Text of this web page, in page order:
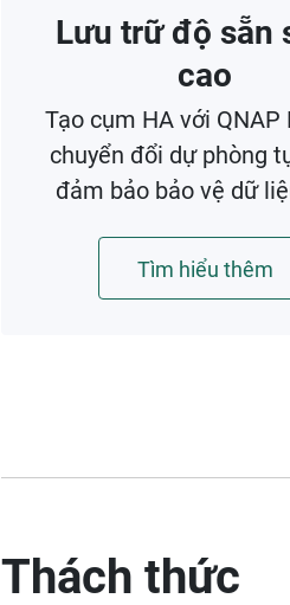
Lưu trữ độ sẵn
cao
Tạo cụm HA với QNAP
chuyển đổi dự phòng
đảm bảo bảo vệ dữ
tục.
Tìm hiểu thêm
Thách thức